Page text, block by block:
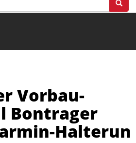
Vorbau-
Bontrager
Halterun